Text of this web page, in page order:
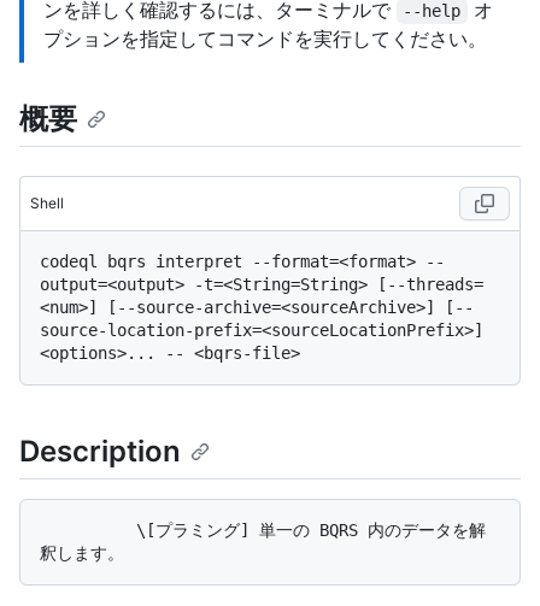
ンを詳しく確認するには、ターミナルで
--help
オ
プションを指定してコマンドを実行してください。
概要
Shell
codeql bqrs interpret --format=<format> --
output=<output> -t=<String=String> [--threads=
<num>] [--source-archive=<sourceArchive>] [--
source-location-prefix=<sourceLocationPrefix>]
Description